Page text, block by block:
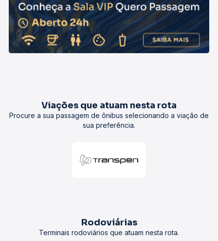
Viações que atuam nesta rota
Procure a sua passagem de ônibus selecionando a viação de
sua preferência.
Rodoviárias
Terminais rodoviários que atuam nesta rota.